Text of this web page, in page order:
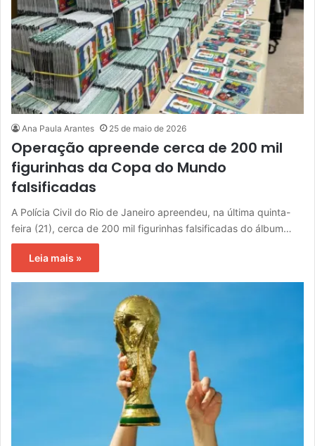
Ana Paula Arantes 25 de maio de 2026
Operação apreende cerca de 200 mil
figurinhas da Copa do Mundo
falsificadas
A Polícia Civil do Rio de Janeiro apreendeu, na última quinta-
feira (21), cerca de 200 mil figurinhas falsificadas do álbum…
Leia mais »